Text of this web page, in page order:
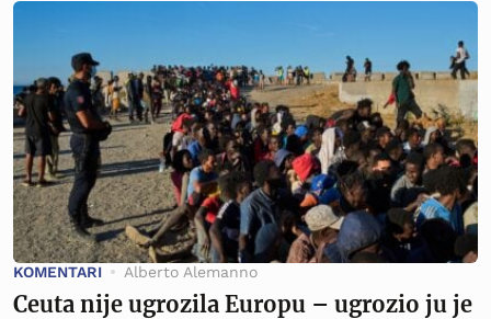
KOMENTARI Alberto Alemanno
Ceuta nije ugrozila Europu – ugrozio ju je